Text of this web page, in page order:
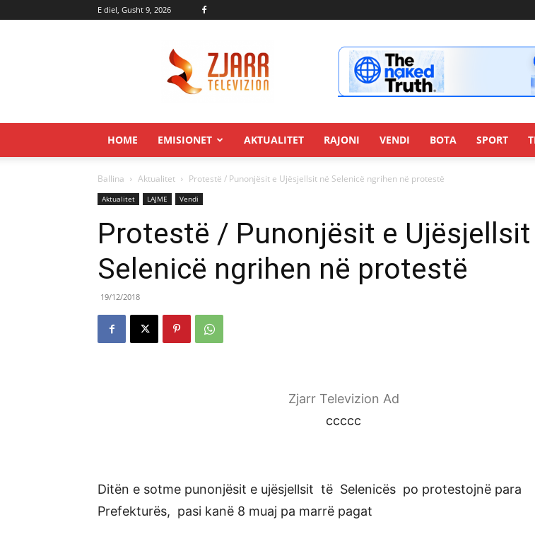
E diel, Gusht 9, 2026
HOME EMISIONET AKTUALITET RAJONI VENDI BOTA SPORT
Ballina Aktualitet Protestë / Punonjësit e Ujësjellsit në Selenicë ngrihen në protestë
Aktualitet LAJME Vendi
Protestë / Punonjësit e Ujësjellsit
Selenicë ngrihen në protestë
19/12/2018
Zjarr Televizion Ad
ccccc
Ditën e sotme punonjësit e ujësjellsit të Selenicës po protestojnë para
Prefekturës, pasi kanë 8 muaj pa marrë pagat